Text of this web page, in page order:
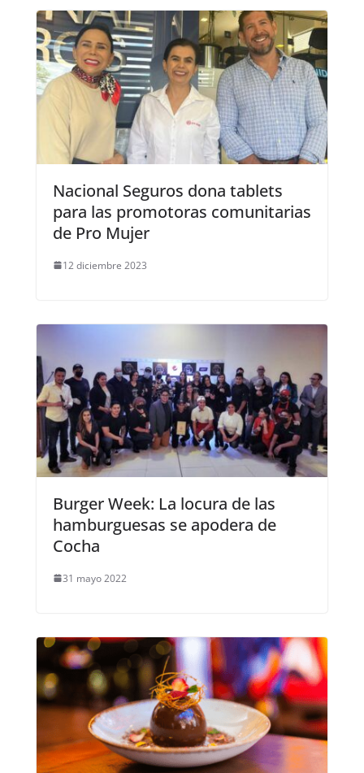
Nacional Seguros dona tablets
para las promotoras comunitarias
de Pro Mujer
12 diciembre 2023
Burger Week: La locura de las
hamburguesas se apodera de
Cocha
31 mayo 2022